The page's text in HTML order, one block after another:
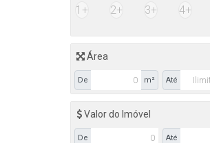
1+ 2+ 3+ 4+
Área
De m² Até
Valor do Imóvel
De Até